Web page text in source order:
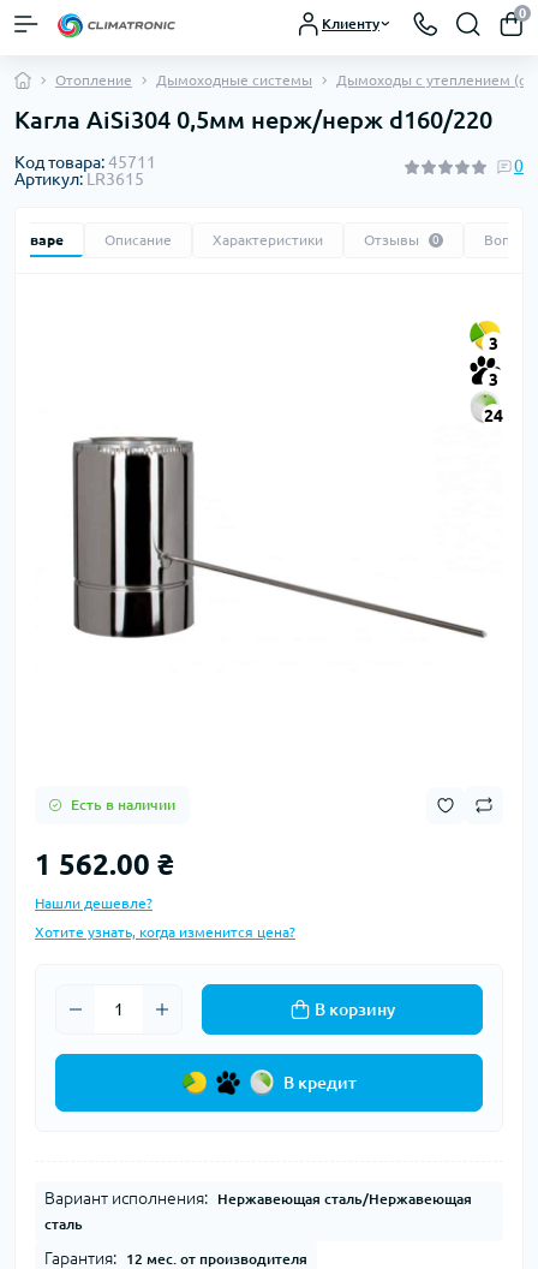
Клиенту
0
Отопление Дымоходные системы Дымоходы с утеплением
Кагла AiSi304 0,5мм нерж/нерж d160/220
Код товара:45711
Артикул: LR3615
0
товаре Описание Характеристики Отзывы 0
3
3
24
Есть в наличии
1 562.00 ₴
Нашли дешевле?
Хотите узнать, когда изменится цена?
В корзину
В кредит
Вариант исполнения:
Нержавеющая сталь/Нержавеющая
сталь
Гарантия: 12 мес. от производителя